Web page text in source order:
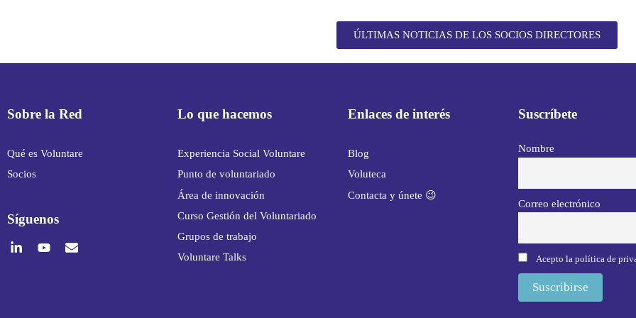
ÚLTIMAS NOTICIAS DE LOS SOCIOS DIRECTORES
Sobre la Red
Qué es Voluntare
Socios
Síguenos
Lo que hacemos
Experiencia Social Voluntare
Punto de voluntariado
Área de innovación
Curso Gestión del Voluntariado
Grupos de trabajo
Voluntare Talks
Enlaces de interés
Blog
Voluteca
Contacta y únete 😉
Suscríbete
Nombre
Correo electrónico
Acepto la política de